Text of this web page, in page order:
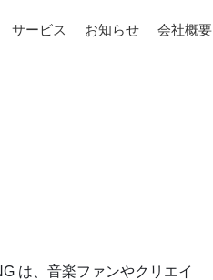
サービス お知らせ 会社概要
は、音楽ファンやクリエイ